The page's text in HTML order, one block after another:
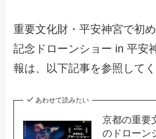
重要文化財・平安神宮で初
記念ドローンショー in 平安
報は、以下記事を参照してく
あわせて読みたい
京都の重要
のドローン